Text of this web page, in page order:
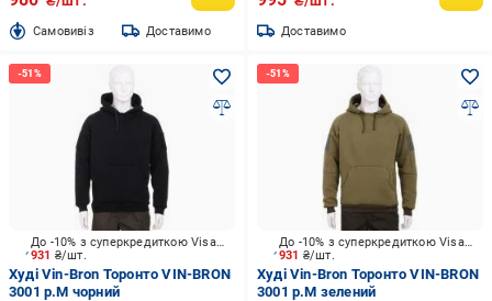
Cамовивіз Доставимо Доставимо
931 ₴/шт.
До -10% з суперкредиткою Visa Вигода
Худі Vin-Bron Торонто VIN-BRON
3001 р.M чорний
931 ₴/шт.
До -10% з суперкредиткою Visa Вигода
Худі Vin-Bron Торонто VIN-BRON
3001 р.M зелений